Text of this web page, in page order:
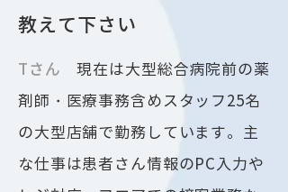
教えて下さい
​Tさん 現在は大型総合病院前の薬
剤師・医療事務含めスタッフ25名
の大型店舗で勤務しています。主
な仕事は患者さん情報のPC入力や